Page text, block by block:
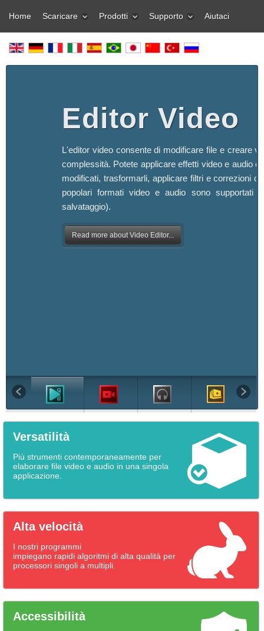
Home Scaricare Prodotti Supporto Aiutaci
Editor Video
L'editor video consente di modificare file e creare
complessità. Potete applicare effetti video e audio
modificati, trasformarli, applicare filtri e correzioni
popolari formati video e audio sono supportati
salvataggio).
Read more about Video Editor...
Versatilità
Più strumenti contemporaneamente per
elaborare file video e audio in una singola
applicazione.
Alta velocità
I nostri programmi
impiegano rapidi algoritmi di alta qualità per
processori singoli a multipli.
Accessibilità